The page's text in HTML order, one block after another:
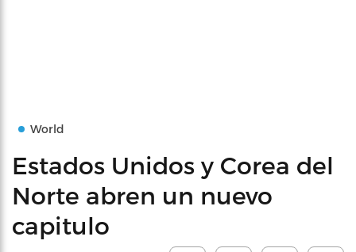
World
Estados Unidos y Corea del
Norte abren un nuevo
capitulo